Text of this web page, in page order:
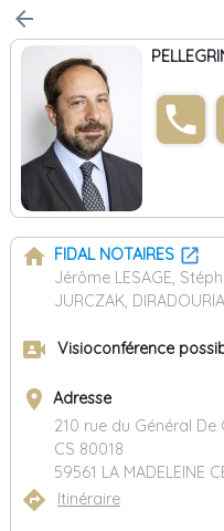
arrow_back
phone
home FIDAL NOTAIRES
Jérôme LESAGE,
JURCZAK,
video_camera_front Visioconférence
place Adresse
210 rue du Général De
CS 80018
59561 LA MADELEINE
directions Itinéraire